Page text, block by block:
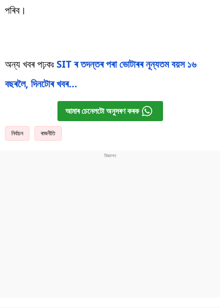
পৰিব।
অন্য খবৰ পঢ়কঃ SIT ৰ তদন্তৰ পৰা ভোটাৰৰ নূন্যতম বয়স ১৬
বছৰলৈ, দিনটোৰ খবৰ…
আমাৰ চেনেলটো অনুসৰণ কৰক
নিৰ্বাচন ৰাজনীতি